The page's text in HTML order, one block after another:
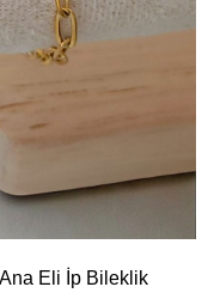
Eli İp Bileklik